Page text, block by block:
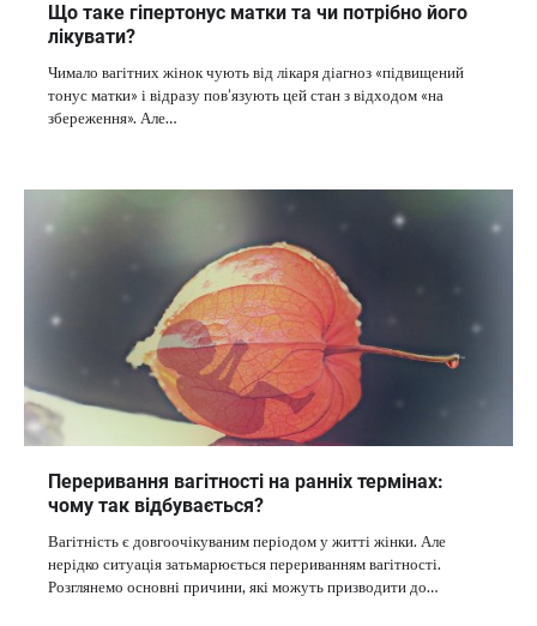
Що таке гіпертонус матки та чи потрібно його
лікувати?
Чимало вагітних жінок чують від лікаря діагноз «підвищений
тонус матки» і відразу пов’язують цей стан з відходом «на
збереження». Але…
Переривання вагітності на ранніх термінах:
чому так відбувається?
Вагітність є довгоочікуваним періодом у житті жінки. Але
нерідко ситуація затьмарюється перериванням вагітності.
Розглянемо основні причини, які можуть призводити до…